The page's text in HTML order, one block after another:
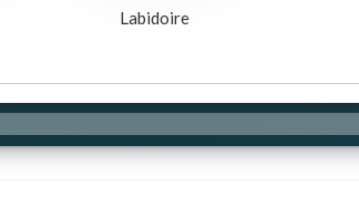
Labidoire